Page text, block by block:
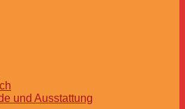
und Ausstattung